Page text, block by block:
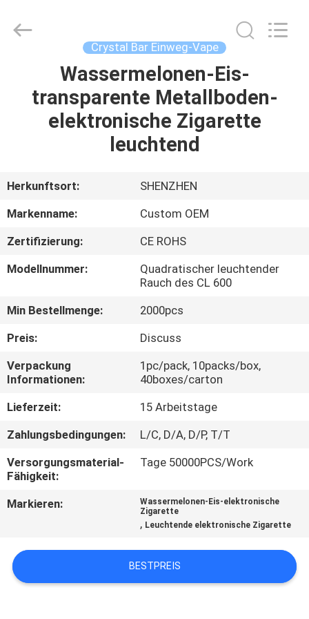
PRODUKTE
ÜBER
FABRIK-
QUALITÄTSKONTROLLE
FORDERN
SIE
EIN
ZITAT
2021
Crystal Bar Einweg-Vape
Wassermelonen-Eis-
transparente Metallboden-
elektronische Zigarette
leuchtend
Herkunftsort:
SHENZHEN
Markenname:
Custom OEM
Zertifizierung:
CE ROHS
Modellnummer:
Quadratischer leuchtender
Rauch des CL 600
Min Bestellmenge:
2000pcs
Preis:
Discuss
Verpackung
Informationen:
1pc/pack, 10packs/box,
40boxes/carton
Lieferzeit:
15 Arbeitstage
Zahlungsbedingungen:
L/C, D/A, D/P, T/T
Versorgungsmaterial-
Fähigkeit:
Tage 50000PCS/Work
Markieren:
Wassermelonen-Eis-elektronische
Zigarette
, Leuchtende elektronische Zigarette
BESTPREIS